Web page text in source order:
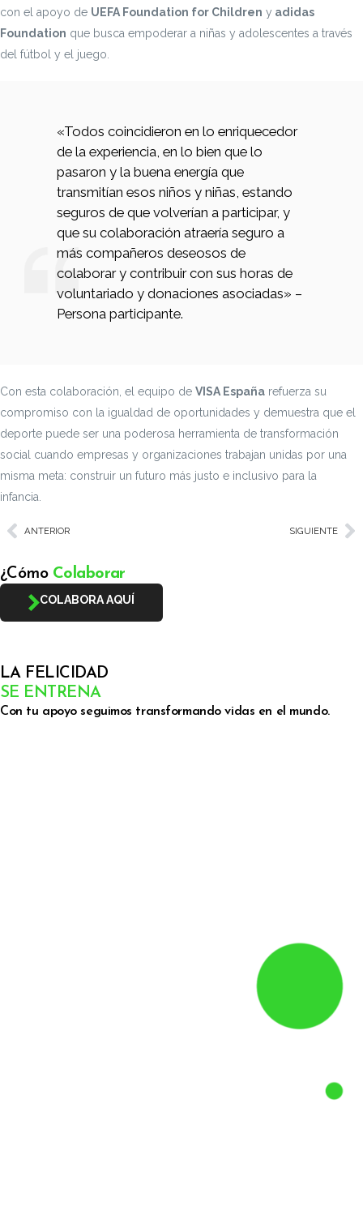
con el apoyo de UEFA Foundation for Children y adidas
Foundation que busca empoderar a niñas y adolescentes a través
del fútbol y el juego.
«Todos coincidieron en lo enriquecedor
de la experiencia, en lo bien que lo
pasaron y la buena energía que
transmitían esos niños y niñas, estando
seguros de que volverían a participar, y
que su colaboración atraería seguro a
más compañeros deseosos de
colaborar y contribuir con sus horas de
voluntariado y donaciones asociadas» –
Persona participante.
Con esta colaboración, el equipo de VISA España refuerza su
compromiso con la igualdad de oportunidades y demuestra que el
deporte puede ser una poderosa herramienta de transformación
social cuando empresas y organizaciones trabajan unidas por una
misma meta: construir un futuro más justo e inclusivo para la
infancia.
ANTERIOR SIGUIENTE
¿Cómo Colaborar
COLABORA AQUÍ
LA FELICIDAD
SE ENTRENA
Con tu apoyo seguimos transformando vidas en el mundo.